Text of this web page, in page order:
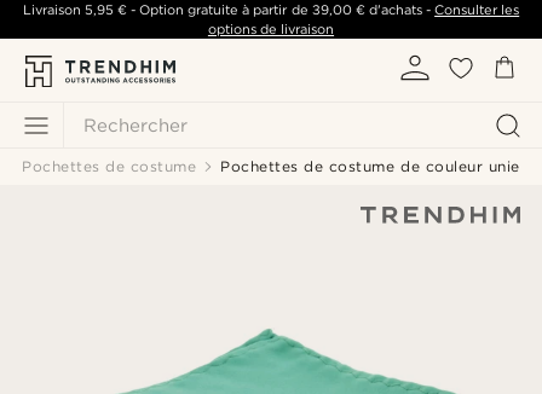
Rechercher
Livraison 5,95 €- Option gratuite à partir de 39,00 €d'achats -Consulter les
options de livraison
Pochettes de costume Pochettes de costume de couleur unie